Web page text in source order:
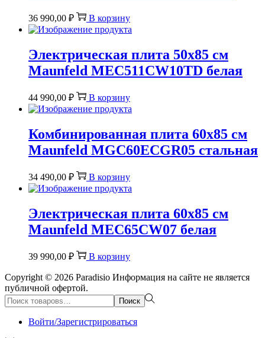
36 990,00 ₽ В корзину
Электрическая плита 50х85 см
Maunfeld MEC511CW10TD белая
44 990,00 ₽ В корзину
Комбинированная плита 60х85 см
Maunfeld MGC60ECGR05 стальная
34 490,00 ₽ В корзину
Электрическая плита 60х85 см
Maunfeld MEC65CW07 белая
39 990,00 ₽ В корзину
Copyright © 2026 Paradisio Информация на сайте не является
публичной офертой.
Поиск:>
Поиск
Войти/Зарегистрироваться